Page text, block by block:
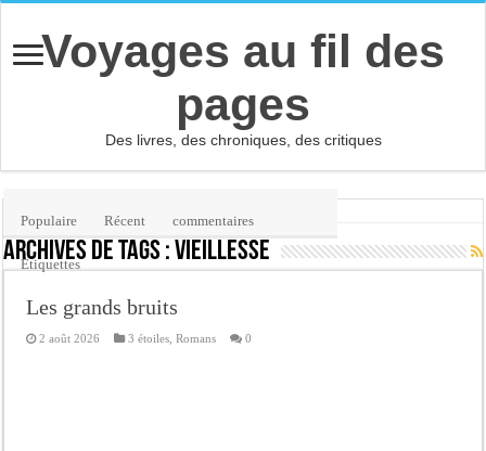
Voyages au fil des
pages
Des livres, des chroniques, des critiques
Archives de tags :vieillesse
Les grands bruits
2 août 2026 3 étoiles ,Romans 0
Populaire Récent commentaires
Etiquettes